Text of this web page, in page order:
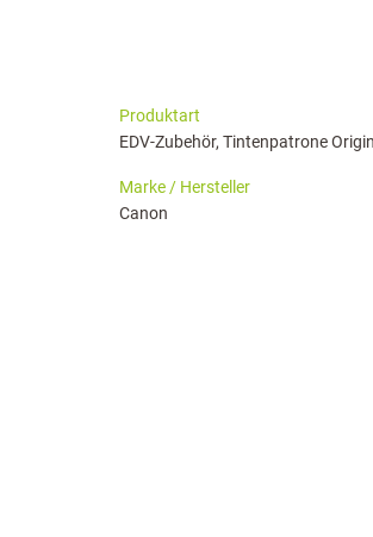
Produktart
EDV-Zubehör, Tintenpatrone
Marke / Hersteller
Canon